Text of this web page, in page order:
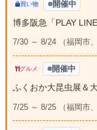
買い物 開催中
博多阪急「PLAY
7/30 ～ 8/24 （福岡市、
グルメ 開催中
ふくおか大昆虫展＆
7/25 ～ 8/25 （福岡市、